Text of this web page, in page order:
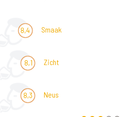
8,4 Smaak
8,1 Zicht
8,3 Neus